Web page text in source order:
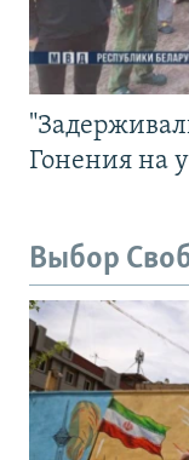
Гонения на
Выбор